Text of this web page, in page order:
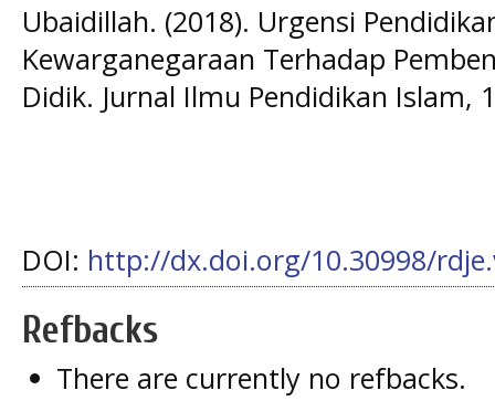
Ubaidillah. (2018). Urgensi
Kewarganegaraan Terhadap
Didik. Jurnal Ilmu Pendidikan Islam,
DOI: http://dx.doi.org/10.30998/
Refbacks
There are currently no refbacks.